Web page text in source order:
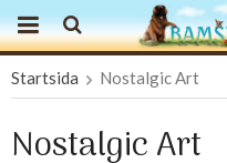
Produkten har
Startsida Nostalgic Art
Nostalgic Art